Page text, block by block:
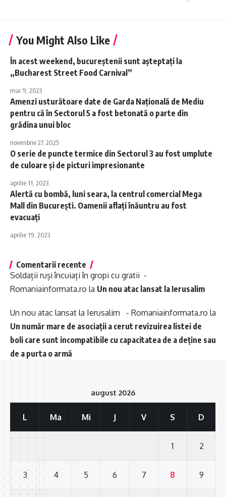
You Might Also Like
În acest weekend, bucureștenii sunt așteptați la
„Bucharest Street Food Carnival”
mai 9, 2023
Amenzi usturătoare date de Garda Națională de Mediu
pentru că în Sectorul 5 a fost betonată o parte din
grădina unui bloc
noiembrie 27, 2025
O serie de puncte termice din Sectorul 3 au fost umplute
de culoare și de picturi impresionante
aprilie 11, 2023
Alertă cu bombă, luni seara, la centrul comercial Mega
Mall din București. Oamenii aflați înăuntru au fost
evacuați
aprilie 19, 2023
Comentarii recente
Soldații ruși încuiați în gropi cu gratii -
Romaniainformata.ro la Un nou atac lansat la Ierusalim
Un nou atac lansat la Ierusalim - Romaniainformata.ro la
Un număr mare de asociații a cerut revizuirea listei de
boli care sunt incompatibile cu capacitatea de a deține sau
de a purta o armă
august 2026
L Ma Mi J V S D
1 2
3 4 5 6 7 8 9